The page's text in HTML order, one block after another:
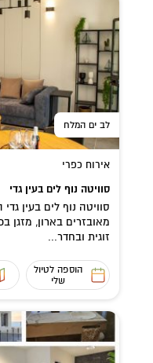
לב ים המלח
אירוח כפרי
סוויטה נוף לים בעין גדי
סוויטה נוף לים בעין
מאובזרים בארון, מזגן
זוגית ובחדר...
הוספה לטיול
שלי